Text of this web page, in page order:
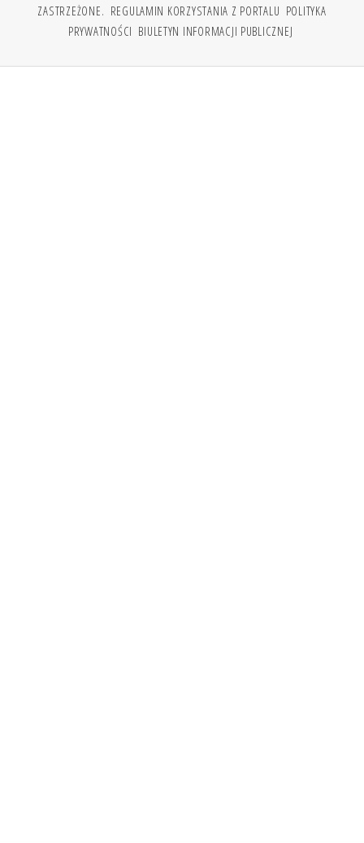
ZASTRZEŻONE. REGULAMIN KORZYSTANIA Z PORTALU POLITYKA
PRYWATNOŚCI BIULETYN INFORMACJI PUBLICZNEJ